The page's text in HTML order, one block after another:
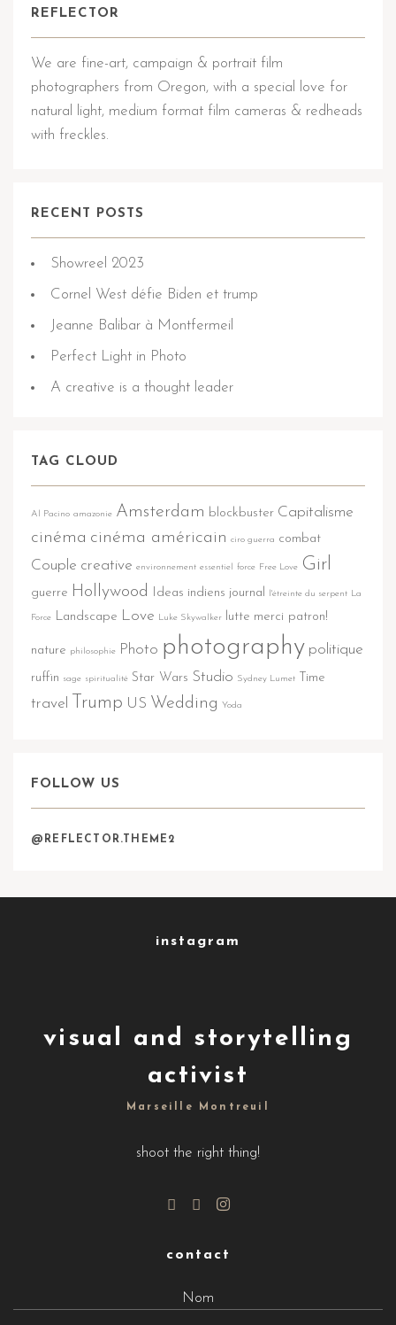
REFLECTOR
We are fine-art, campaign & portrait film
photographers from Oregon, with a special love for
natural light, medium format film cameras & redheads
with freckles.
RECENT POSTS
Showreel 2023
Cornel West défie Biden et trump
Jeanne Balibar à Montfermeil
Perfect Light in Photo
A creative is a thought leader
TAG CLOUD
Al Pacino amazonie Amsterdam blockbuster Capitalisme
cinéma cinéma américain ciro guerra combat
Couple creative environnement essentiel force Free Love Girl
guerre Hollywood Ideas indiens journal l'étreinte du serpent La
Force Landscape Love Luke Skywalker lutte merci patron!
nature philosophie Photo photography politique
ruffin sage spiritualité Star Wars Studio Sydney Lumet Time
travel Trump US Wedding Yoda
FOLLOW US
@REFLECTOR.THEME2
instagram
visual and storytelling
activist
Marseille Montreuil
shoot the right thing!
contact